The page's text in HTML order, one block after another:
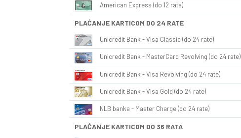
American Express (do 12 rata)
PLAĆANJE KARTICOM DO 24 RATE
Unicredit Bank - Visa Classic (do 24 rate)
Unicredit Bank - MasterCard Revolving (do 24 rate)
Unicredit Bank - Visa Revolving (do 24 rate)
Unicredit Bank - Visa Gold (do 24 rate)
NLB banka - Master Charge (do 24 rate)
PLAĆANJE KARTICOM DO 36 RATA